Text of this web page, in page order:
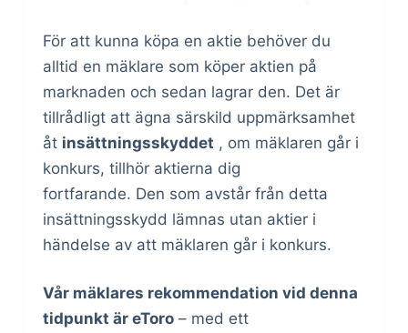
För att kunna köpa en aktie behöver du
alltid en mäklare som köper aktien på
marknaden och sedan lagrar den. Det är
tillrådligt att ägna särskild uppmärksamhet
åt insättningsskyddet , om mäklaren går i
konkurs, tillhör aktierna dig
fortfarande. Den som avstår från detta
insättningsskydd lämnas utan aktier i
händelse av att mäklaren går i konkurs.
Vår mäklares rekommendation vid denna
tidpunkt är eToro– med ett